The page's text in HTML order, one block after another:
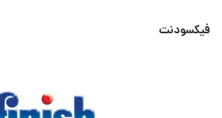
فیکسودنت